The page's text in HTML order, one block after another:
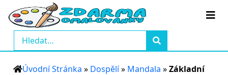
Úvodní Stránka » Dospělí» Mandala »Základní